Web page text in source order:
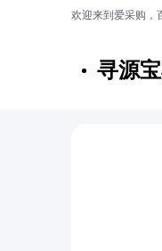
欢迎来到爱采购，
寻源